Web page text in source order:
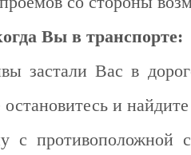
Вы в транспорте:
застали Вас в
и
с противоположной